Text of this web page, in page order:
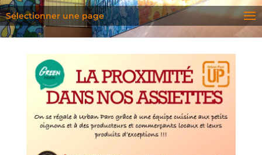
Sélectionner une page